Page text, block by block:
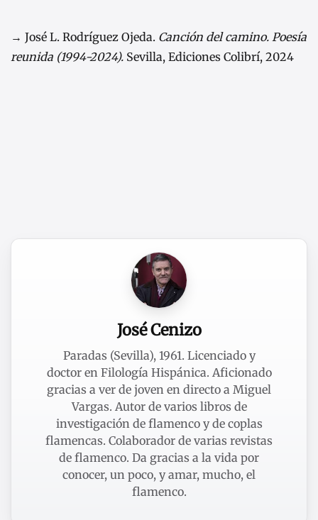
→ José L. Rodríguez Ojeda. Canción del camino. Poesía
reunida (1994-2024). Sevilla, Ediciones Colibrí, 2024
José Cenizo
Paradas (Sevilla), 1961. Licenciado y
doctor en Filología Hispánica. Aficionado
gracias a ver de joven en directo a Miguel
Vargas. Autor de varios libros de
investigación de flamenco y de coplas
flamencas. Colaborador de varias revistas
de flamenco. Da gracias a la vida por
conocer, un poco, y amar, mucho, el
flamenco.